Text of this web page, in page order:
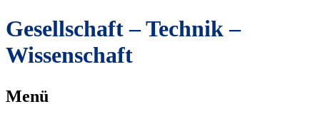
Gesellschaft – Technik –
Wissenschaft
Menü